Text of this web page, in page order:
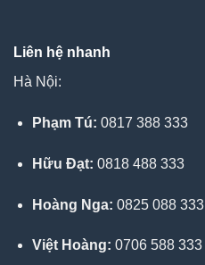
Liên hệ nhanh
Hà Nội:
Phạm Tú: 0817 388 333
Hữu Đạt: 0818 488 333
Hoàng Nga: 0825 088 333
Việt Hoàng: 0706 588 333